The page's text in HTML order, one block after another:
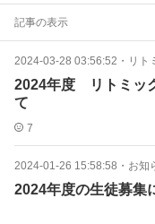
記事の表示
2024-03-28 03:56:52 ・ リト
2024年度 リトミッ
て
7
2024-01-26 15:58:58 ・ お知
2024年度の生徒募集